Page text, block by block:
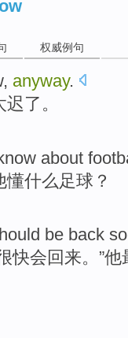
权威例句
, anyway.
迟了 。
about
懂什么 足球 ？
be back
快会回来。”他